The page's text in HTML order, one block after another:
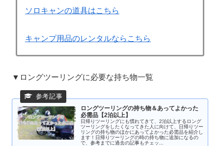
ソロキャンの道具はこちら
キャンプ用品のレンタルならこちら
▼ロングツーリングに必要な持ち物一覧
ロングツーリングの持ち物＆あってよかった
必需品【2泊以上】
日帰りツーリングにも慣れてきて、2泊以上するロング
ツーリングをしたくなってきた人に向けて、日帰りツー
リングの持ち物のほかにあってよかった必需品を紹介し
ます！日帰りツーリングの時の持ち物に追加になるの
で、参考までに過去の記事もチェッ...